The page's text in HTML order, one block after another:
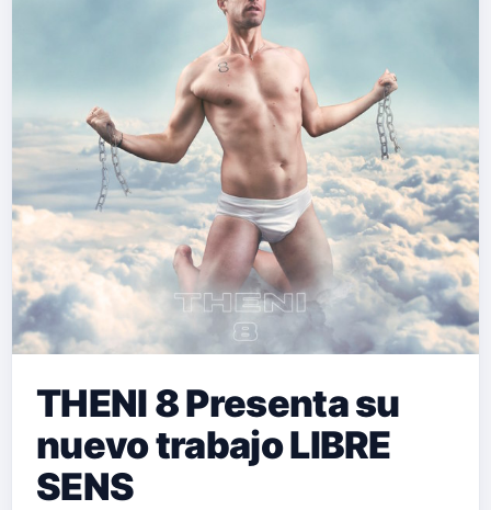
THENI 8 Presenta su
nuevo trabajo LIBRE
SENS